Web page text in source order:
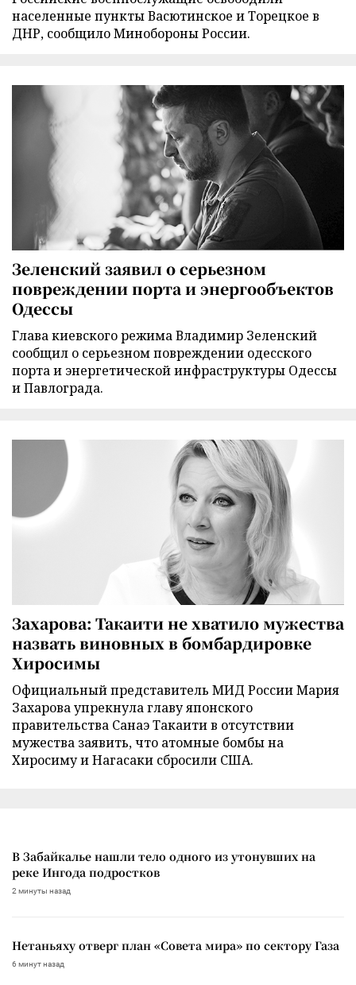
населенные пункты Васютинское и Торецкое в
ДНР, сообщило Минобороны России.
Зеленский заявил о серьезном
повреждении порта и энергообъектов
Одессы
Глава киевского режима Владимир Зеленский
сообщил о серьезном повреждении одесского
порта и энергетической инфраструктуры Одессы
и Павлограда.
Захарова: Такаити не хватило мужества
назвать виновных в бомбардировке
Хиросимы
Официальный представитель МИД России Мария
Захарова упрекнула главу японского
правительства Санаэ Такаити в отсутствии
мужества заявить, что атомные бомбы на
Хиросиму и Нагасаки сбросили США.
В Забайкалье нашли тело одного из утонувших на
реке Ингода подростков
2 минуты назад
Нетаньяху отверг план «Совета мира» по сектору Газа
6 минут назад